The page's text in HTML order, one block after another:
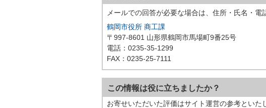
メールでの回答が必要な場合は、住所・氏名・電
鶴岡市役所 商工課
〒997-8601 山形県鶴岡市馬場町9番25号
電話：0235-35-1299
FAX：0235-25-7111
この情報は役に立ちましたか？
お寄せいただいた評価はサイト運営の参考といた